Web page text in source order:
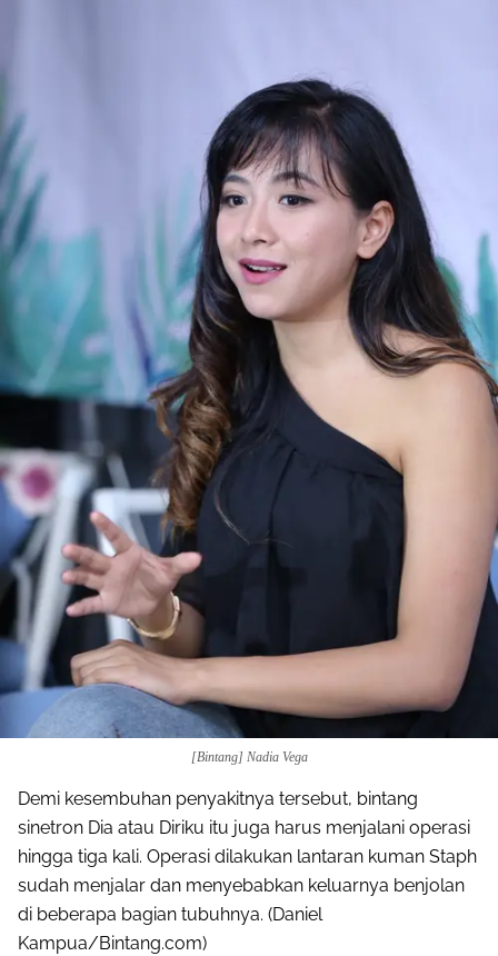
[Bintang] Nadia Vega
Demi kesembuhan penyakitnya tersebut, bintang
sinetron Dia atau Diriku itu juga harus menjalani operasi
hingga tiga kali. Operasi dilakukan lantaran kuman Staph
sudah menjalar dan menyebabkan keluarnya benjolan
di beberapa bagian tubuhnya. (Daniel
Kampua/Bintang.com)